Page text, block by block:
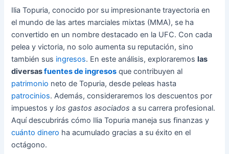
Ilia Topuria, conocido por su impresionante trayectoria en
el mundo de las artes marciales mixtas (MMA), se ha
convertido en un nombre destacado en la UFC. Con cada
pelea y victoria, no solo aumenta su reputación, sino
también sus ingresos. En este análisis, exploraremos las
diversasfuentes de ingresos que contribuyen al
patrimonio neto de Topuria, desde peleas hasta
patrocinios. Además, consideraremos los descuentos por
impuestos ylos gastos asociados a su carrera profesional.
Aquí descubrirás cómo Ilia Topuria maneja sus finanzas y
cuánto dinero ha acumulado gracias a su éxito en el
octágono.